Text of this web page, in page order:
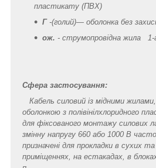
пластикату (ПВХ)
Г -(голий)— оболонка без
ож. - струмопровідна жила 1-
Сфера застосування:
Кабель силовий із мідними жилами,
оболонкою з полівінілхлоридного
для фіксованого монтажу силових
змінну напругу 660 або 1000 В
призначені для прокладки в сухих
приміщеннях, на естакадах, в